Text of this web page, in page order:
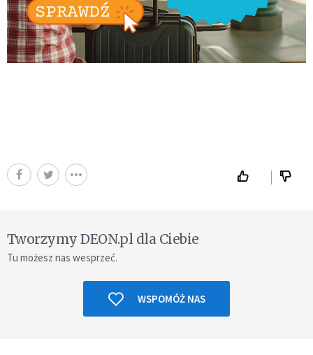
Tworzymy DEON.pl dla Ciebie
Tu możesz nas wesprzeć.
WSPOMÓŻ NAS